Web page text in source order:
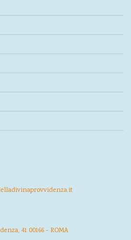
41 00166 - ROMA